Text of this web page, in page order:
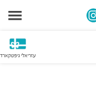
עזריאלי גיפטקארד